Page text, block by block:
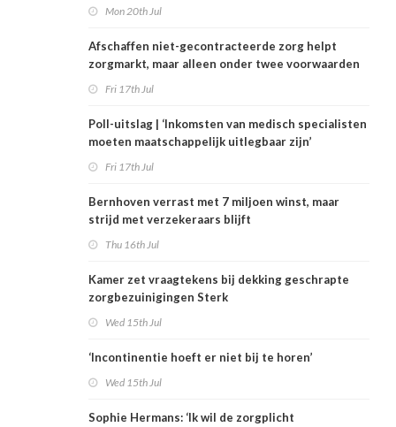
Mon 20th Jul
Afschaffen niet-gecontracteerde zorg helpt
zorgmarkt, maar alleen onder twee voorwaarden
Fri 17th Jul
Poll-uitslag | ‘Inkomsten van medisch specialisten
moeten maatschappelijk uitlegbaar zijn’
Fri 17th Jul
Bernhoven verrast met 7 miljoen winst, maar
strijd met verzekeraars blijft
Thu 16th Jul
Kamer zet vraagtekens bij dekking geschrapte
zorgbezuinigingen Sterk
Wed 15th Jul
‘Incontinentie hoeft er niet bij te horen’
Wed 15th Jul
Sophie Hermans: ‘Ik wil de zorgplicht